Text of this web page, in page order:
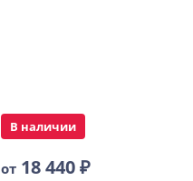
В наличии
от 18 440₽